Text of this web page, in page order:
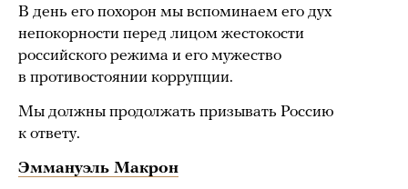
В день его похорон мы вспоминаем его дух
непокорности перед лицом жестокости
российского режима и его мужество
в противостоянии коррупции.
Мы должны продолжать призывать Россию
к ответу.
Эммануэль Макрон